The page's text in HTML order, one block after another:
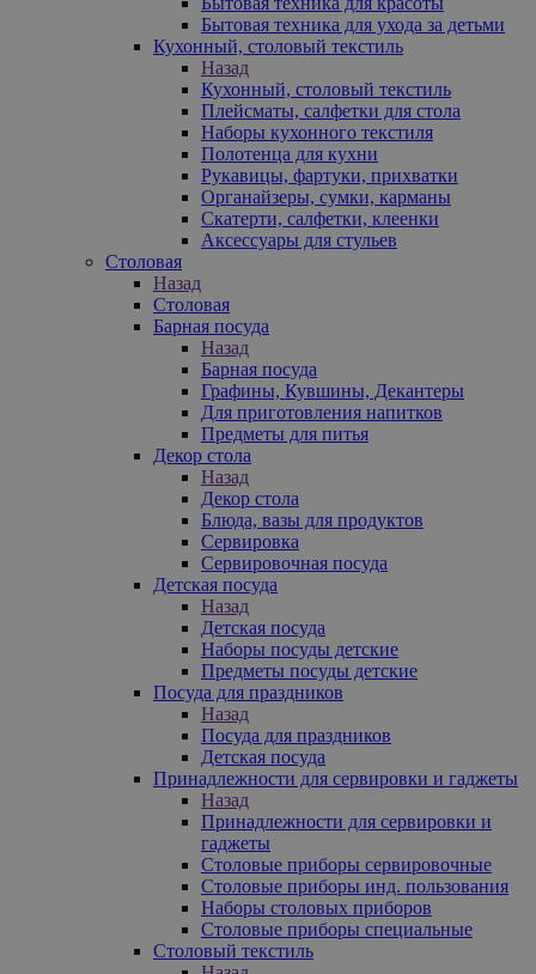
Бытовая техника для ухода за детьми
Кухонный, столовый текстиль
Назад
Кухонный, столовый текстиль
Плейсматы, салфетки для стола
Наборы кухонного текстиля
Полотенца для кухни
Рукавицы, фартуки, прихватки
Органайзеры, сумки, карманы
Скатерти, салфетки, клеенки
Аксессуары для стульев
Столовая
Назад
Столовая
Барная посуда
Назад
Барная посуда
Графины, Кувшины, Декантеры
Для приготовления напитков
Предметы для питья
Декор стола
Назад
Декор стола
Блюда, вазы для продуктов
Сервировка
Сервировочная посуда
Детская посуда
Назад
Детская посуда
Наборы посуды детские
Предметы посуды детские
Посуда для праздников
Назад
Посуда для праздников
Детская посуда
Принадлежности для сервировки и гаджеты
Назад
Принадлежности для сервировки и
гаджеты
Столовые приборы сервировочные
Столовые приборы инд. пользования
Наборы столовых приборов
Столовые приборы специальные
Столовый текстиль